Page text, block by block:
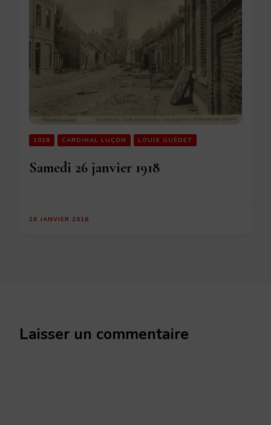
1918 CARDINAL LUÇON LOUIS GUÉDET
Samedi 26 janvier 1918
26 JANVIER 2018
Laisser un commentaire